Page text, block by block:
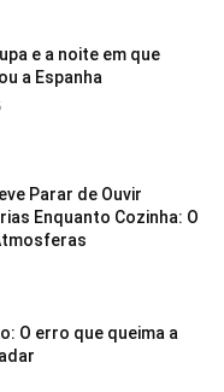
e a noite em que
a Espanha
Parar de Ouvir
Enquanto Cozinha: O
O erro que queima a